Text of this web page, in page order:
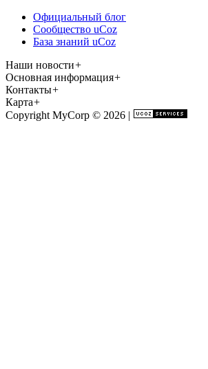
Официальный блог
Сообщество uCoz
База знаний uCoz
Наши новости+
Основная информация+
Контакты+
Карта+
Copyright MyCorp © 2026 |